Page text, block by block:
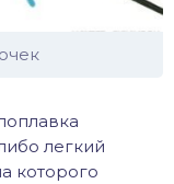
легкий
которого